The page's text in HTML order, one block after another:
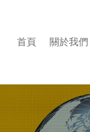
首頁 關於我們